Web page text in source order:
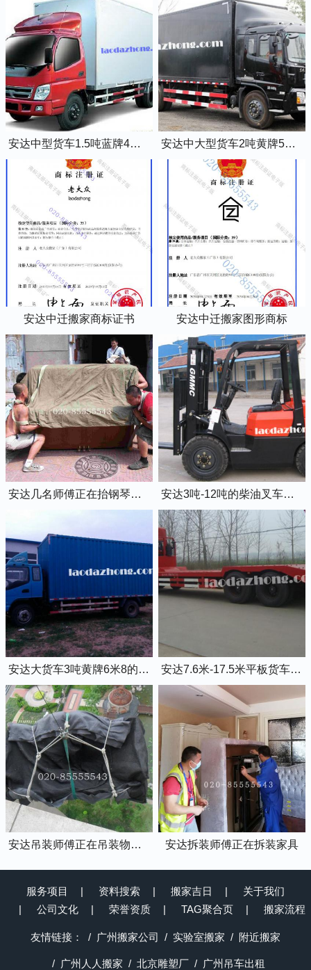
安达中型货车1.5吨蓝牌4米2厢式货车 安达中大型货车2吨黄牌5米2厢式货车
安达中迁搬家商标证书 安达中迁搬家图形商标
安达几名师傅正在抬钢琴上楼 安达3吨-12吨的柴油叉车出租
安达大货车3吨黄牌6米8的厢式货车 安达7.6米-17.5米平板货车出租
安达吊装师傅正在吊装物品上楼 安达拆装师傅正在拆装家具
服务项目 资料搜索 搬家吉日
关于我们
公司文化
荣誉资质 TAG聚合页 搬家流程
友情链接： 广州搬家公司 实验室搬家 附近搬家
广州人人搬家 北京雕塑厂 广州吊车出租